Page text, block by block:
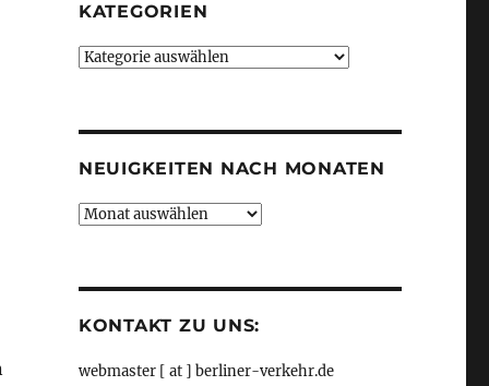
KATEGORIEN
Neuigkeiten
NEUIGKEITEN NACH MONATEN
Neuigkeiten
KONTAKT ZU UNS:
webmaster [ at ] berliner-verkehr.de